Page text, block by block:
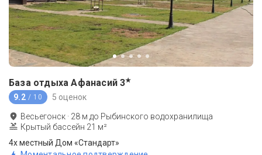
База отдыха Афанасий 3★
9.2 / 10 5 оценок
Весьегонск · 28 м до Рыбинского водохранилища
Крытый бассейн 21 м²
4х местный Дом «Стандарт»